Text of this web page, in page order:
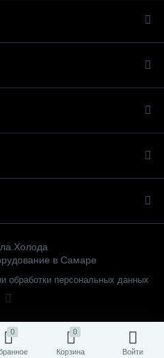
0 0
Корзина Войти
Холода
в Самаре
обработки персональных данных